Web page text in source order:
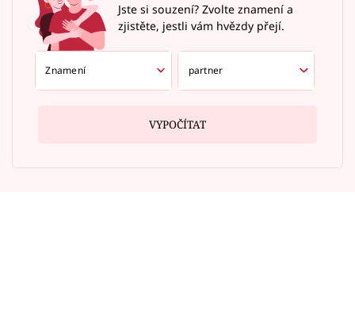
Jste si souzení? Zvolte znamení a
zjistěte, jestli vám hvězdy přejí.
VYPOČÍTAT